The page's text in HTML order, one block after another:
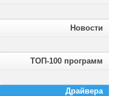
Новости
ТОП-100 программ
Драйвера